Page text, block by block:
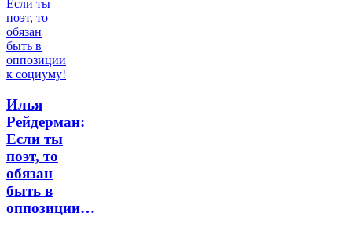
Илья
Рейдерман:
Если ты
поэт, то
обязан
быть в
оппозиции…